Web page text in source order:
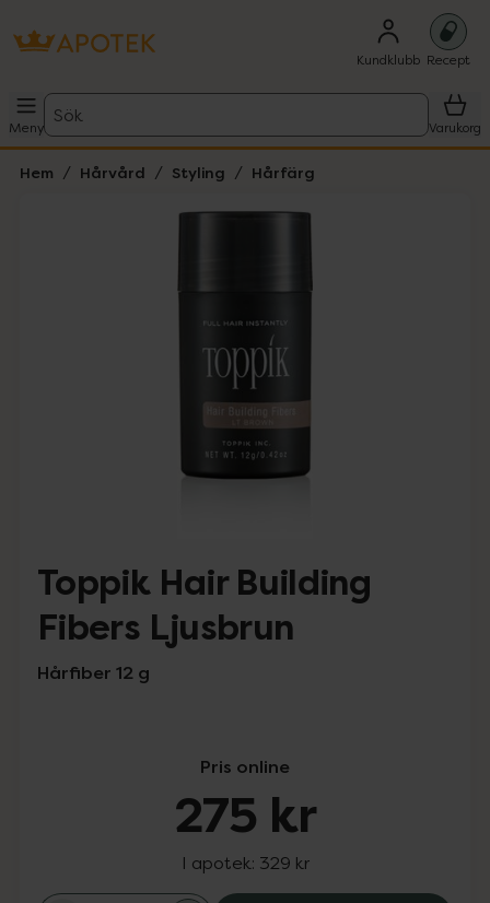
Kundklubb Recept
Meny
Sök
Varukorg
Hem Hårvård Styling Hårfärg
Toppik Hair Building
Fibers Ljusbrun
Hårfiber 12 g
Pris online
275 kr
I apotek: 329 kr